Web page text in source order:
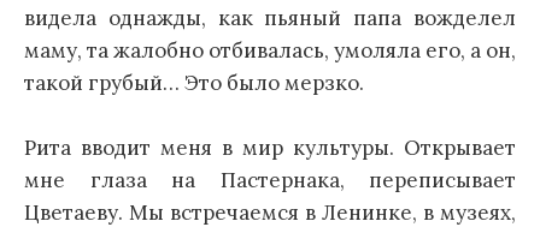
видела однажды, как пьяный папа вожделел
маму, та жалобно отбивалась, умоляла его, а он,
такой грубый… Это было мерзко.
Рита вводит меня в мир культуры. Открывает
мне глаза на Пастернака, переписывает
Цветаеву. Мы встречаемся в Ленинке, в музеях,